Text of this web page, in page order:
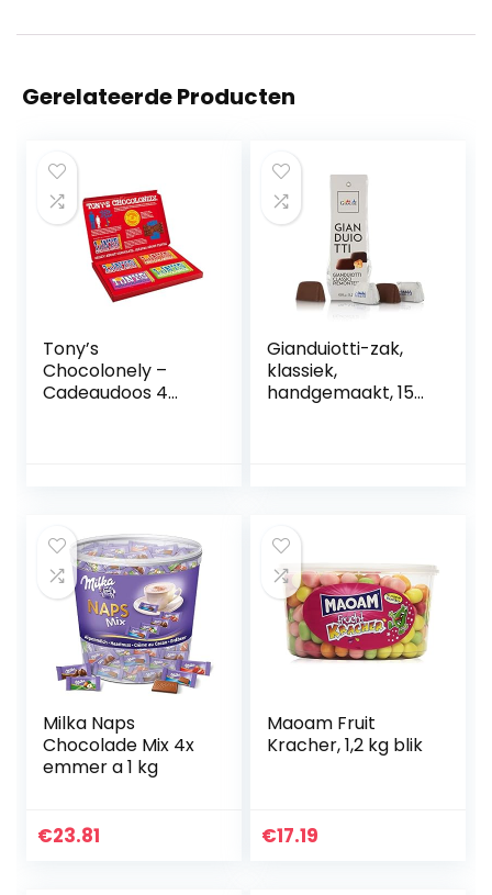
Gerelateerde Producten
Tony’s
Chocolonely –
Cadeaudoos 4
Knettersuiker –
Giftset –
Cadeauverpakking
Gianduiotti-zak,
klassiek,
handgemaakt, 150
Milka Naps
Chocolade Mix 4x
emmer a 1 kg
€23.81
Maoam Fruit
Kracher, 1,2 kg blik
€17.19